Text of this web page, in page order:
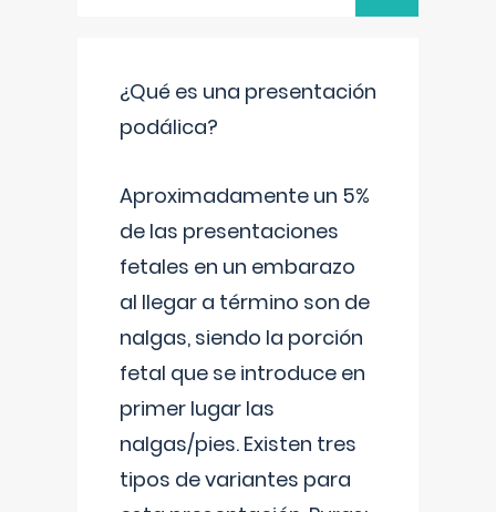
¿Qué es una presentación
podálica?
Aproximadamente un 5%
de las presentaciones
fetales en un embarazo
al llegar a término son de
nalgas, siendo la porción
fetal que se introduce en
primer lugar las
nalgas/pies. Existen tres
tipos de variantes para